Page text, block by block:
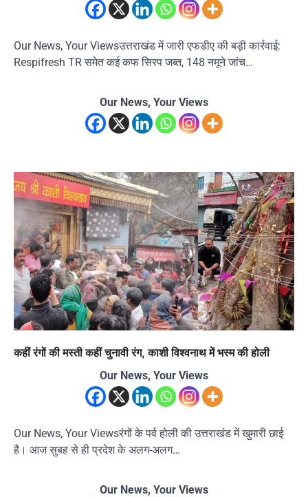
Our News, Your Viewsउत्तराखंड में जारी एफडीए की बड़ी कार्रवाई:
Respifresh TR समेत कई कफ सिरप जब्त, 148 नमूने जांच…
Our News, Your Views
कहीं रंगों की मस्ती कहीं चुनावी रंग, काशी विश्वनाथ में भस्म की होली
Our News, Your Views
Our News, Your Viewsरंगों के पर्व होली की उत्तराखंड में खुमारी छाई
है। आज सुबह से ही प्रदेश के अलग-अलग…
Our News, Your Views